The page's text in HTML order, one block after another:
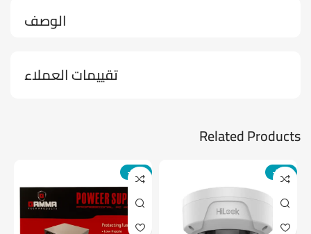
الوصف
تقييمات العملاء
Related Products
-24%
-14%